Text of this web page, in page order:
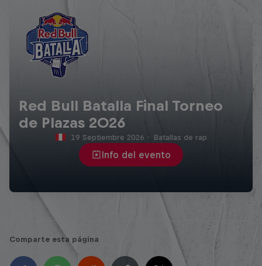
Red Bull Batalla Final Torneo
de Plazas 2026
Info del evento
19 Septiembre 2026 · Batallas de rap
Comparte esta página